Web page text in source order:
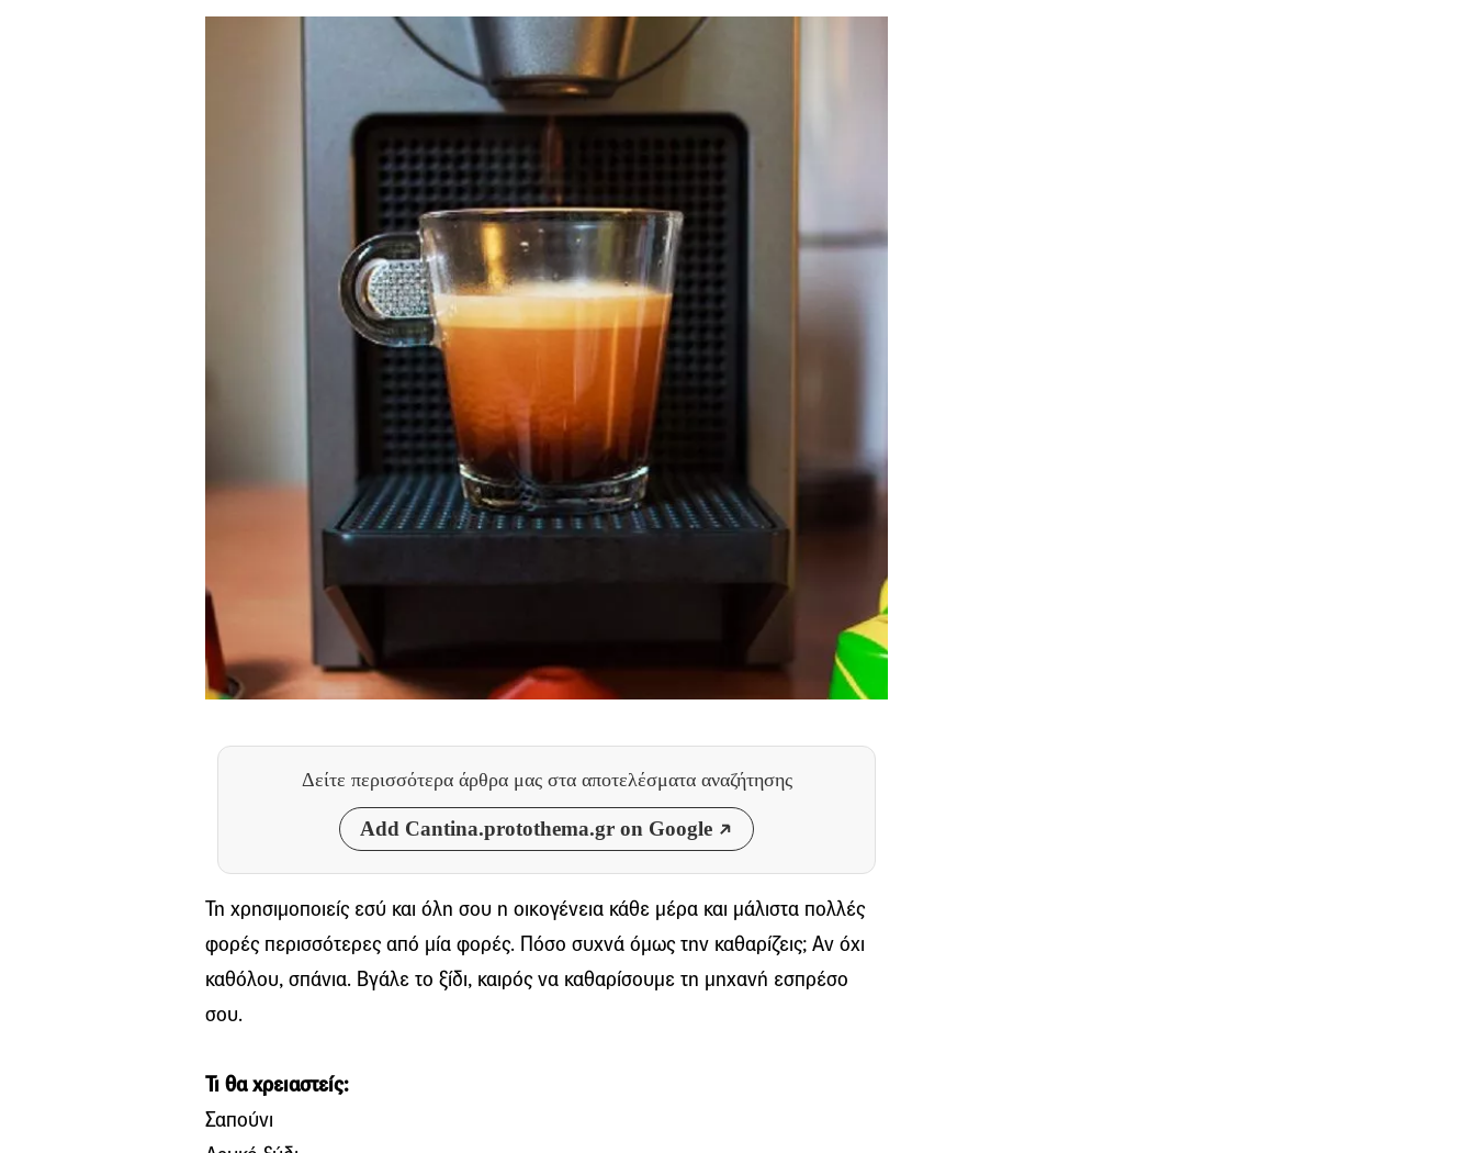
Δείτε περισσότερα άρθρα μας στα αποτελέσματα αναζήτησης
Add Cantina.protothema.gr on Google
Τη χρησιμοποιείς εσύ και όλη σου η οικογένεια κάθε μέρα και μάλιστα πολλές
φορές περισσότερες από μία φορές. Πόσο συχνά όμως την καθαρίζεις; Αν όχι
καθόλου, σπάνια. Βγάλε το ξίδι, καιρός να καθαρίσουμε τη μηχανή εσπρέσο
σου.
Τι θα χρειαστείς:
Σαπούνι